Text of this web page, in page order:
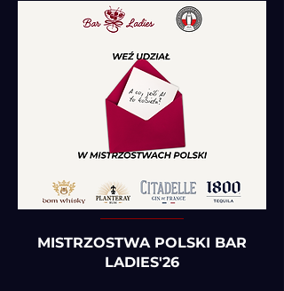
MISTRZOSTWA POLSKI BAR
LADIES'26